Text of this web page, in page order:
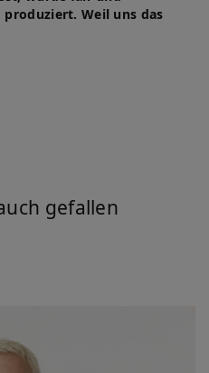
Weil uns das
gefallen